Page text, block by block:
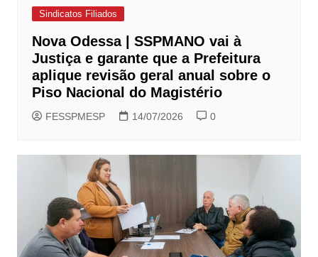
Sindicatos Filiados
Nova Odessa | SSPMANO vai à
Justiça e garante que a Prefeitura
aplique revisão geral anual sobre o
Piso Nacional do Magistério
FESSPMESP 14/07/2026 0